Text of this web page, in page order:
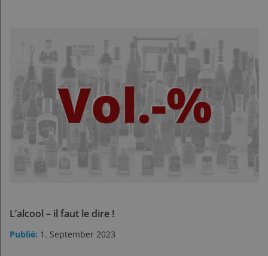
L’alcool – il faut le dire !
1. September 2023